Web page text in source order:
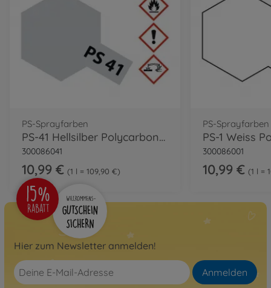
PS-Sprayfarben
PS-41 Hellsilber Polycarbonat 100ml
300086041
10,99 € 1 l = 109,90 €
PS-Sprayfarben
300086001
10,99 € 1 l =
Hier zum Newsletter anmelden!
Anmelden